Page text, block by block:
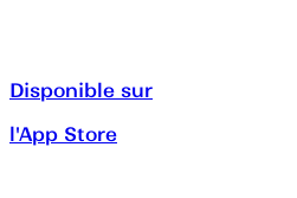
Disponible sur
l'App Store